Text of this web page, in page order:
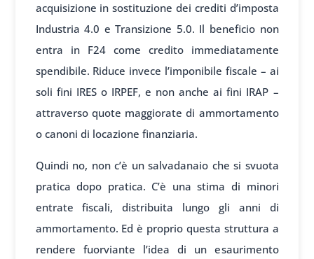
acquisizione in sostituzione dei crediti d’imposta
Industria 4.0 e Transizione 5.0. Il beneficio non
entra in F24 come credito immediatamente
spendibile. Riduce invece l’imponibile fiscale – ai
soli fini IRES o IRPEF, e non anche ai fini IRAP –
attraverso quote maggiorate di ammortamento
o canoni di locazione finanziaria.
Quindi no, non c’è un salvadanaio che si svuota
pratica dopo pratica. C’è una stima di minori
entrate fiscali, distribuita lungo gli anni di
ammortamento. Ed è proprio questa struttura a
rendere fuorviante l’idea di un esaurimento